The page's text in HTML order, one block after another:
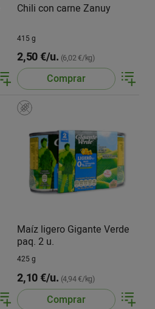
Chili con carne Zanuy
415 g
2,50 €/u. (6,02 €/kg)
Comprar
Maíz ligero Gigante Verde
paq. 2 u.
425 g
2,10 €/u. (4,94 €/kg)
Comprar